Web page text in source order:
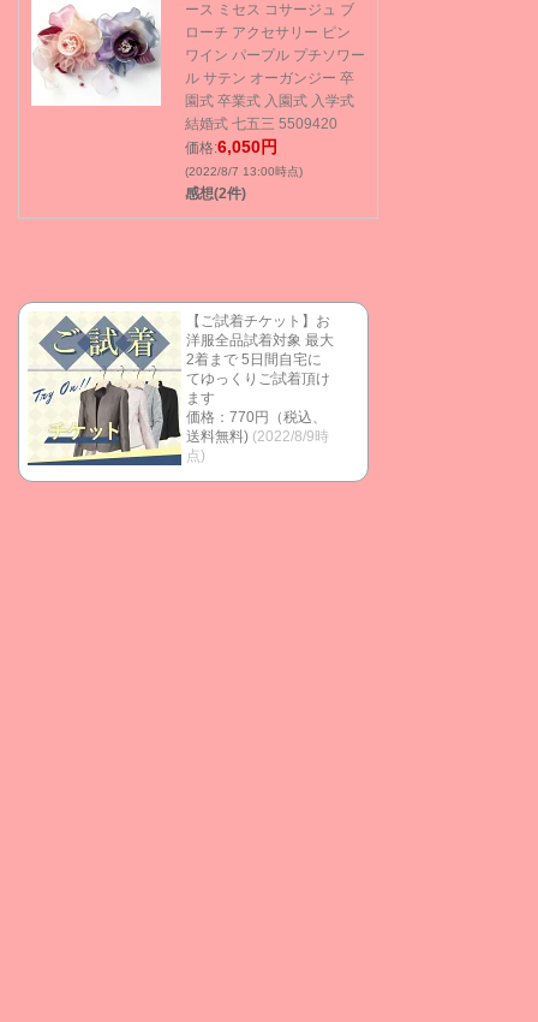
ース ミセス コサージュ ブ
ローチ アクセサリー ピン
ワイン パープル プチソワー
ル サテン オーガンジー 卒
園式 卒業式 入園式 入学式
結婚式 七五三 5509420
価格:6,050円
(2022/8/7 13:00時点)
感想(2件)
【ご試着チケット】お
洋服全品試着対象 最大
2着まで 5日間自宅に
てゆっくりご試着頂け
ます
価格：770円（税込、
送料無料) (2022/8/9時
点)